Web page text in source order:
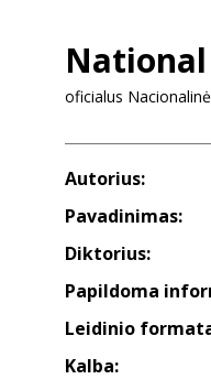
oficialus
Autorius:
Pavadinimas:
Diktorius:
Papildoma
Leidinio
Kalba: